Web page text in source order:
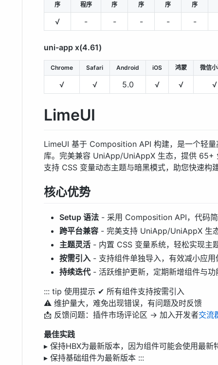
序
程序
序
序
序
序
√ - - - - -
uni-app x(4.61)
Chrome Safari Android iOS 鸿蒙 微信
√ √ 5.0 √ √ √
LimeUI
LimeUI 基于 Composition API 构建，是一个轻
库。完美兼容 UniApp/UniAppX 生态，提供
支持 CSS 变量动态主题与暗黑模式，助您快速构
核心优势
Setup 语法 - 采用 Composition API，代码
跨平台兼容 - 完美支持 UniApp/UniAppX 生
主题灵活 - 内置 CSS 变量系统，轻松实现主
按需引入 - 支持组件单独导入，有效减小应用
持续迭代- 活跃维护更新，定期新增组件与功
::: tip 使用提示 ✔ 所有组件支持按需引入
⚠ 维护量大，难免出现错误，有问题及时反馈
📩 反馈问题：插件市场评论区 → 加入开发者交流
最佳实践
▸ 保持HBX为最新版本，因为组件可能会使用最新
▸ 保持基础组件为最新版本 :::